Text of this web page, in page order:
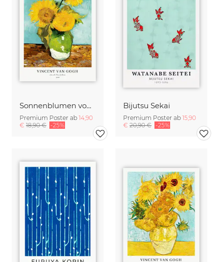
Sonnenblumen von Vincent van Gogh
Premium Poster ab 14,90
€ 18,90 € -25%
Bijutsu Sekai
Premium Poster ab 15,90
€ 20,90 € -25%